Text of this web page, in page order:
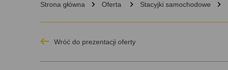
Strona główna Oferta Stacyjki samochodowe
Wróć do prezentacji oferty